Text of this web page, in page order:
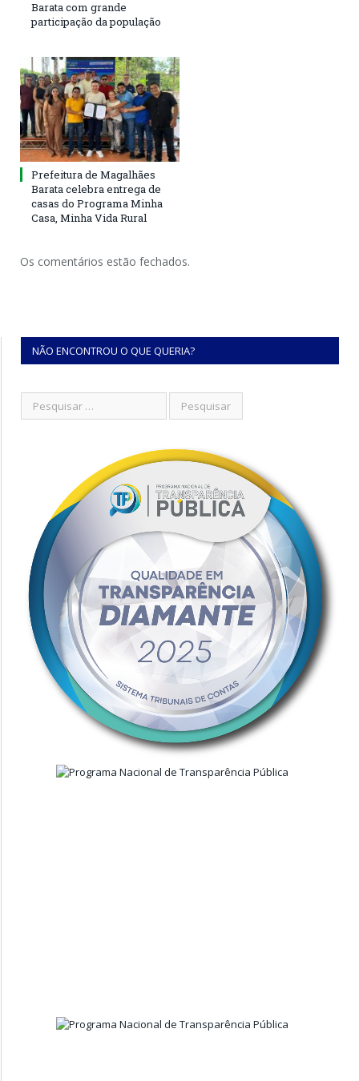
Barata com grande
participação da população
Prefeitura de Magalhães
Barata celebra entrega de
casas do Programa Minha
Casa, Minha Vida Rural
Os comentários estão fechados.
NÃO ENCONTROU O QUE QUERIA?